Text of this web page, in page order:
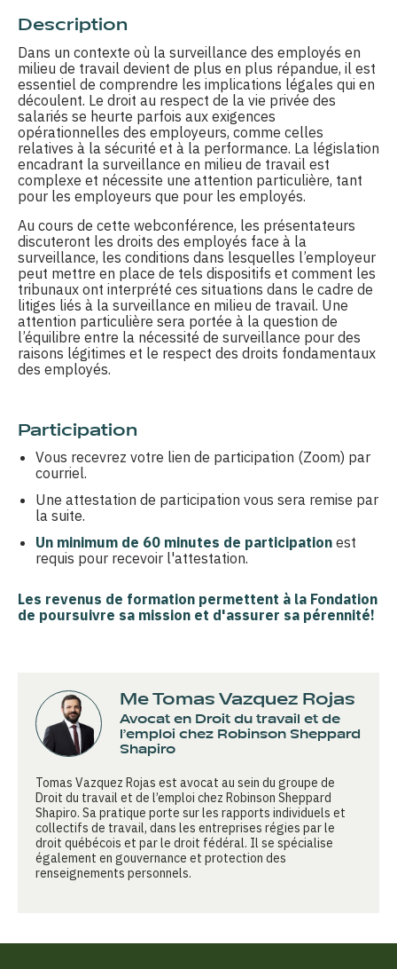
Description
Dans un contexte où la surveillance des employés en
milieu de travail devient de plus en plus répandue, il est
essentiel de comprendre les implications légales qui en
découlent. Le droit au respect de la vie privée des
salariés se heurte parfois aux exigences
opérationnelles des employeurs, comme celles
relatives à la sécurité et à la performance. La législation
encadrant la surveillance en milieu de travail est
complexe et nécessite une attention particulière, tant
pour les employeurs que pour les employés.
Au cours de cette webconférence, les présentateurs
discuteront les droits des employés face à la
surveillance, les conditions dans lesquelles l’employeur
peut mettre en place de tels dispositifs et comment les
tribunaux ont interprété ces situations dans le cadre de
litiges liés à la surveillance en milieu de travail. Une
attention particulière sera portée à la question de
l’équilibre entre la nécessité de surveillance pour des
raisons légitimes et le respect des droits fondamentaux
des employés.
Participation
Vous recevrez votre lien de participation (Zoom) par
courriel.
Une attestation de participation vous sera remise par
la suite.
Un minimum de 60 minutes de participation est
requis pour recevoir l'attestation.
Les revenus de formation permettent à la Fondation
de poursuivre sa mission et d'assurer sa pérennité!
Me Tomas Vazquez Rojas
Avocat en Droit du travail et de
l’emploi chez Robinson Sheppard
Shapiro
Tomas Vazquez Rojas est avocat au sein du groupe de
Droit du travail et de l’emploi chez Robinson Sheppard
Shapiro. Sa pratique porte sur les rapports individuels et
collectifs de travail, dans les entreprises régies par le
droit québécois et par le droit fédéral. Il se spécialise
également en gouvernance et protection des
renseignements personnels.